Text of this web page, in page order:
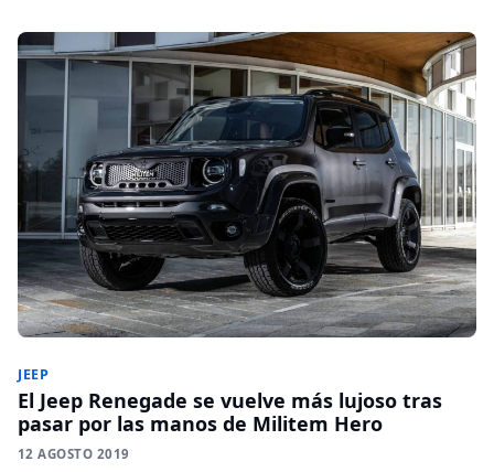
JEEP
El Jeep Renegade se vuelve más lujoso tras
pasar por las manos de Militem Hero
12 AGOSTO 2019